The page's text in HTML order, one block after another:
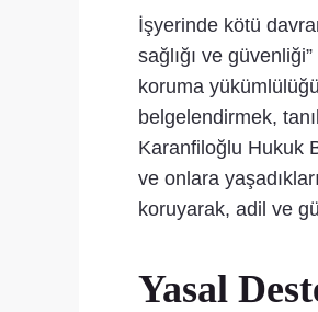
İşyerinde kötü
sağlığı ve
koruma
belgelendirmek,
Karanfiloğlu Hukuk
ve onlara
koruyarak, adil ve
Yasal